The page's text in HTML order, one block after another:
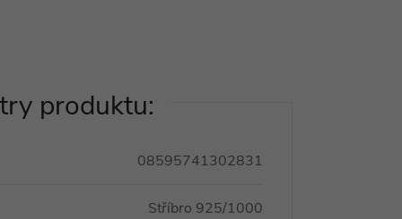
produktu:
08595741302831
Stříbro 925/1000